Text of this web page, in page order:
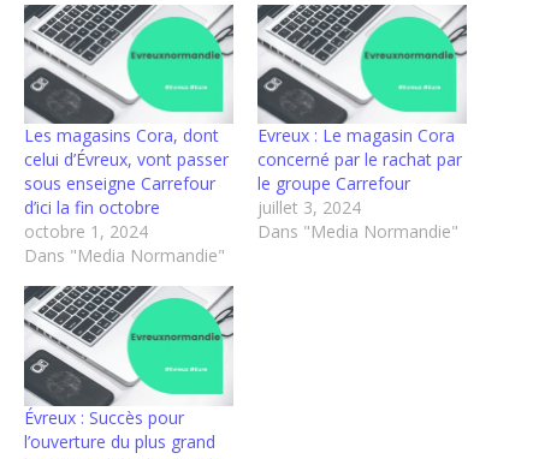
Les magasins Cora, dont
celui d’Évreux, vont passer
sous enseigne Carrefour
d’ici la fin octobre
octobre 1, 2024
Dans "Media Normandie"
Evreux : Le magasin Cora
concerné par le rachat par
le groupe Carrefour
juillet 3, 2024
Dans "Media Normandie"
Évreux : Succès pour
l’ouverture du plus grand